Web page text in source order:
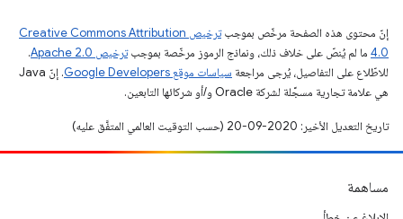
إنّ محتوى هذه الصفحة مرخّص بموجب
ترخيص Creative Commons Attribution
4.0‏ ما لم يُنصّ على خلاف ذلك، ونماذج الرموز مرخّصة بموجبترخيص Apache 2.0‏
.
للاطّلاع على التفاصيل، يُرجى مراجعة سياسات موقع Google Developers‏
. إنّ Java
هي علامة تجارية مسجَّلة لشركة Oracle و/أو شركائها التابعين.
تاريخ التعديل الأخير: 2020-09-20 (حسب التوقيت العالمي المتفَّق عليه)
مساهمة